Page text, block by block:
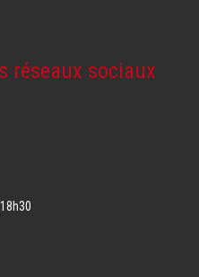
réseaux sociaux